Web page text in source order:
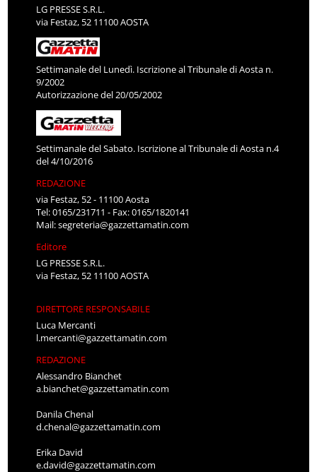
LG PRESSE S.R.L.
via Festaz, 52 11100 AOSTA
Settimanale del Lunedì. Iscrizione al Tribunale di Aosta n.
9/2002
Autorizzazione del 20/05/2002
Settimanale del Sabato. Iscrizione al Tribunale di Aosta n.4
del 4/10/2016
REDAZIONE
via Festaz, 52 - 11100 Aosta
Tel: 0165/231711 - Fax: 0165/1820141
Mail:segreteria@gazzettamatin.com
Editore
LG PRESSE S.R.L.
via Festaz, 52 11100 AOSTA
DIRETTORE RESPONSABILE
Luca Mercanti
l.mercanti@gazzettamatin.com
REDAZIONE
Alessandro Bianchet
a.bianchet@gazzettamatin.com
Danila Chenal
d.chenal@gazzettamatin.com
Erika David
e.david@gazzettamatin.com